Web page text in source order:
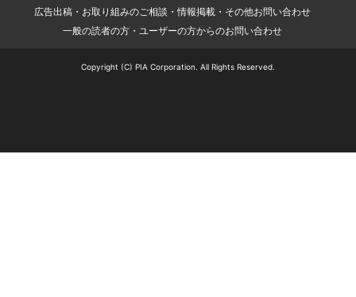
広告出稿・お取り組みのご相談・情報掲載・その他お問い合わせ
一般の読者の方・ユーザーの方からのお問い合わせ
Copyright (C) PIA Corporation. All Rights Reserved.